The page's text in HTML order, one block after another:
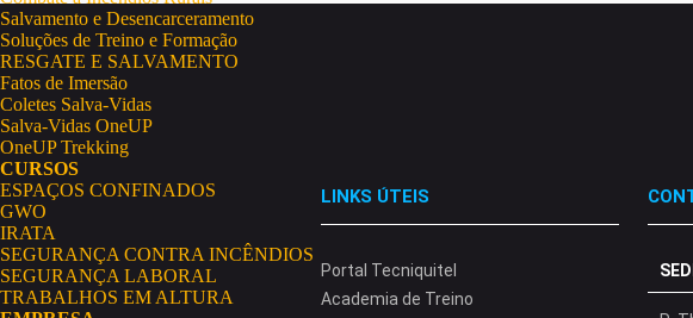
Salvamento e Desencarceramento
Soluções de Treino e Formação
RESGATE E SALVAMENTO
Fatos de Imersão
Coletes Salva-Vidas
Salva-Vidas OneUP
OneUP Trekking
CURSOS
ESPAÇOS CONFINADOS
GWO
IRATA
SEGURANÇA CONTRA INCÊNDIOS
SEGURANÇA LABORAL
TRABALHOS EM ALTURA
LINKS ÚTEIS
Portal Tecniquitel
Academia de Treino